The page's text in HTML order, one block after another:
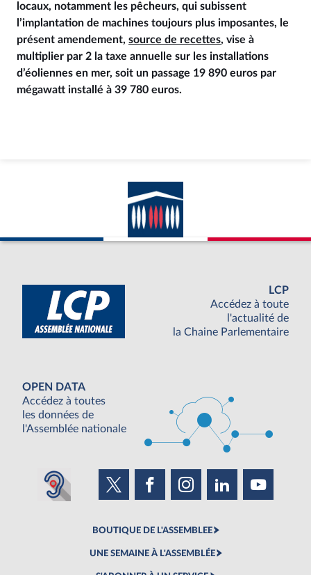
locaux, notamment les pêcheurs, qui subissent
l’implantation de machines toujours plus imposantes, le
présent amendement, source de recettes, vise à
multiplier par 2 la taxe annuelle sur les installations
d’éoliennes en mer, soit un passage 19 890 euros par
mégawatt installé à 39 780 euros.
LCP
Accédez à toute
l'actualité de
la Chaine Parlementaire
OPEN DATA
Accédez à toutes
les données de
l'Assemblée nationale
BOUTIQUE DE L'ASSEMBLEE
UNE SEMAINE À L'ASSEMBLÉE